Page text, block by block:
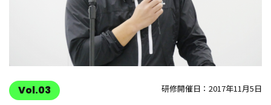
研修開催日：2017年11月5日
Vol.03